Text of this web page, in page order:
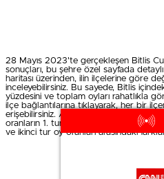
28 Mayıs 2023'te gerçekleşen Bitlis
sonuçları, bu şehre özel sayfada
haritası üzerinden, ilin ilçelerine göre
inceleyebilirsiniz. Bu sayede, Bitlis
yüzdesini ve toplam oyları rahatlıkla
ilçe bağlantılarına tıklayarak, her bir
erişebilirsiniz. Ayrıca, her adayın hangi
oranların 1. tur sonuçlarıyla
ve ikinci tur oy oranları arasındaki